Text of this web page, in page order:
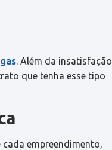
. Além da insatisfação
que tenha esse tipo
empreendimento,